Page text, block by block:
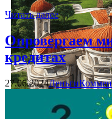
Читать далее
Опровергаем
кредитах
27.06.2024Деньги